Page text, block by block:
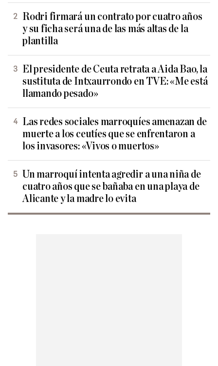
Rodri firmará un contrato por cuatro años
y su ficha será una de las más altas de la
plantilla
El presidente de Ceuta retrata a Aida Bao, la
sustituta de Intxaurrondo en TVE: «Me está
llamando pesado»
Las redes sociales marroquíes amenazan de
muerte a los ceutíes que se enfrentaron a
los invasores: «Vivos o muertos»
Un marroquí intenta agredir a una niña de
cuatro años que se bañaba en una playa de
Alicante y la madre lo evita